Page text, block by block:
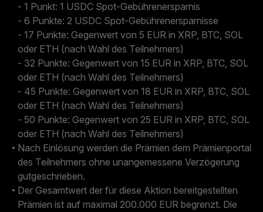
- 1 Punkt: 1 USDC Spot-Gebührenersparnis
- 6 Punkte: 2 USDC Spot-Gebührenersparnisse
- 17 Punkte: Gegenwert von 5 EUR in XRP, BTC, SOL
oder ETH (nach Wahl des Teilnehmers)
- 32 Punkte: Gegenwert von 15 EUR in XRP, BTC, SOL
oder ETH (nach Wahl des Teilnehmers)
- 45 Punkte: Gegenwert von 18 EUR in XRP, BTC, SOL
oder ETH (nach Wahl des Teilnehmers)
- 50 Punkte: Gegenwert von 25 EUR in XRP, BTC, SOL
oder ETH (nach Wahl des Teilnehmers)
Nach Einlösung werden die Prämien dem Prämienportal
des Teilnehmers ohne unangemessene Verzögerung
gutgeschrieben.
Der Gesamtwert der für diese Aktion bereitgestellten
Prämien ist auf maximal 200.000 EUR begrenzt. Die